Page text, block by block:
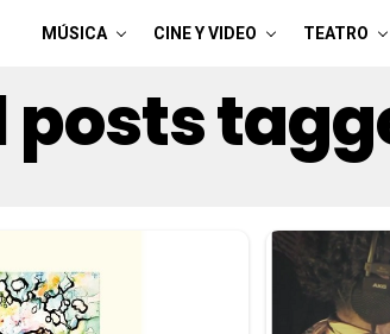
MÚSICA CINE Y VIDEO TEATRO
posts